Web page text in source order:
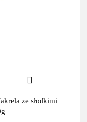
ze słodkimi